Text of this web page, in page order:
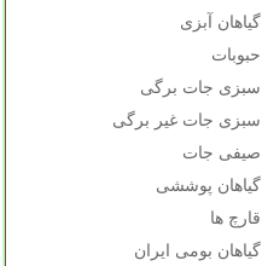
گیاهان آبزی
حبوبات
سبزی جات برگی
سبزی جات غیر برگی
صیفی جات
گیاهان پوششی
قارچ ها
گیاهان بومی ایران